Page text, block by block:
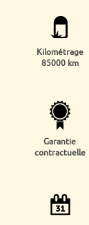
Kilométrage
85000 km
Garantie
contractuelle